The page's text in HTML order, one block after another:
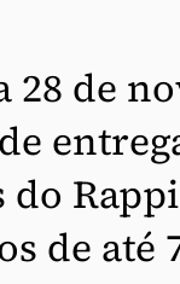
28 de
de até